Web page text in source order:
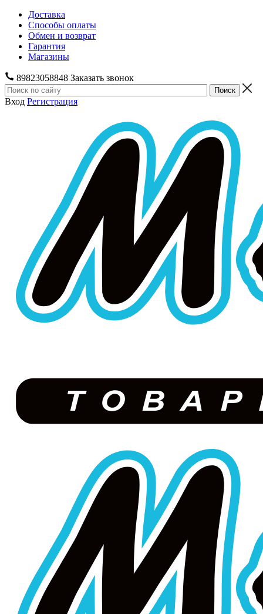
Доставка
Способы оплаты
Обмен и возврат
Гарантия
Магазины
89823058848 Заказать звонок
Вход Регистрация